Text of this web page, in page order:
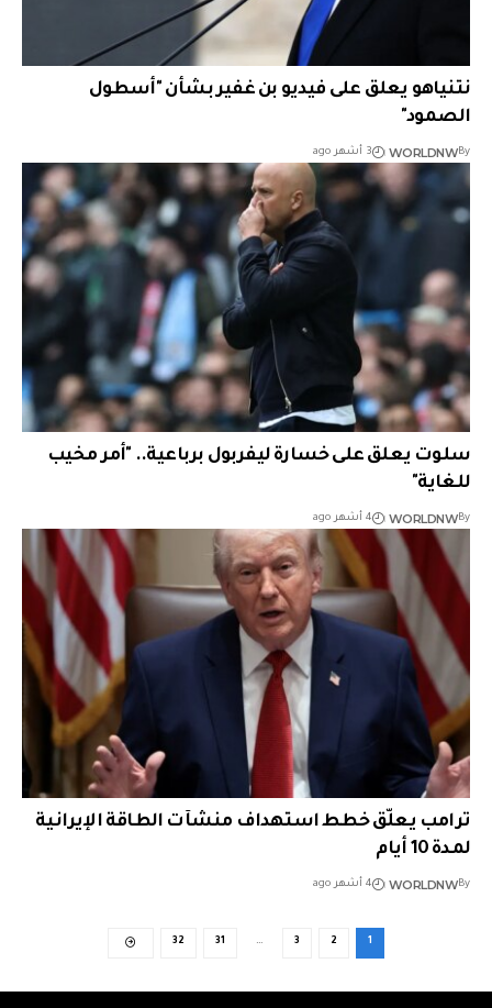
نتنياهو يعلق على فيديو بن غفير بشأن "أسطول
الصمود"
By
WORLDNW 3 أشهر ago
سلوت يعلق على خسارة ليفربول برباعية.. "أمر مخيب
للغاية"
By
WORLDNW 4 أشهر ago
ترامب يعلّق خطط استهداف منشآت الطاقة الإيرانية
لمدة 10 أيام
By
WORLDNW 4 أشهر ago
1
2
3
…
31
32